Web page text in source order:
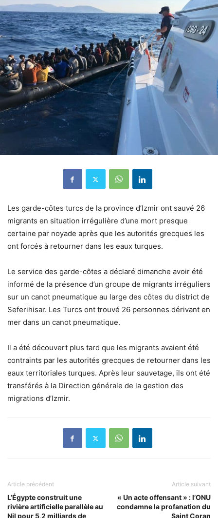
Les garde-côtes turcs de la province d’Izmir ont sauvé 26
migrants en situation irrégulière d’une mort presque
certaine par noyade après que les autorités grecques les
ont forcés à retourner dans les eaux turques.
Le service des garde-côtes a déclaré dimanche avoir été
informé de la présence d’un groupe de migrants irréguliers
sur un canot pneumatique au large des côtes du district de
Seferihisar. Les Turcs ont trouvé 26 personnes dérivant en
mer dans un canot pneumatique.
Il a été découvert plus tard que les migrants avaient été
contraints par les autorités grecques de retourner dans les
eaux territoriales turques. Après leur sauvetage, ils ont été
transférés à la Direction générale de la gestion des
migrations d’Izmir.
Article précédent
L’Égypte construit une
rivière artificielle parallèle au
Nil pour 5,2 milliards de
Article suivant
« Un acte offensant » : l’ONU
condamne la profanation du
Saint Coran